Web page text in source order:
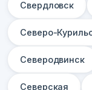
Свердловск
Северо-
Северодвинск
Северская